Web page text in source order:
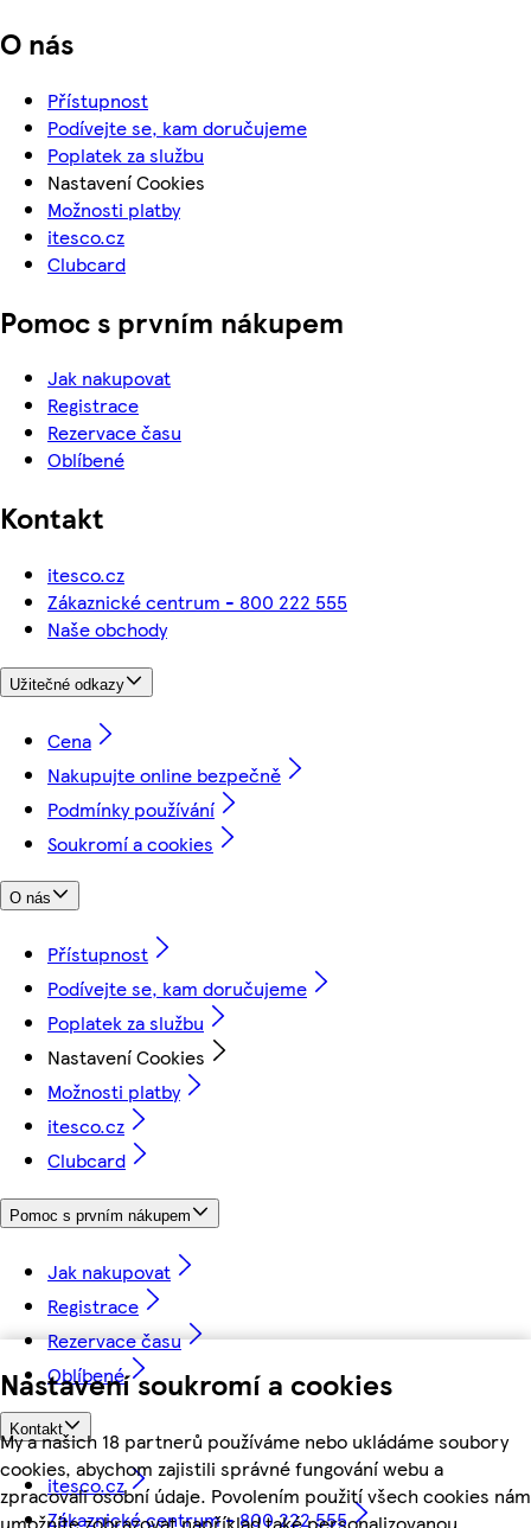
Nastavení soukromí a cookies
My a našich 18 partnerů používáme nebo ukládáme soubory
cookies, abychom zajistili správné fungování webu a
zpracovali osobní údaje. Povolením použití všech cookies nám
umožníte zobrazovat například také personalizovanou
O nás
Přístupnost
Podívejte se, kam doručujeme
Poplatek za službu
Nastavení Cookies
Možnosti platby
itesco.cz
Clubcard
Pomoc s prvním nákupem
Jak nakupovat
Registrace
Rezervace času
Oblíbené
Kontakt
itesco.cz
Zákaznické centrum - 800 222 555
Naše obchody
Užitečné odkazy
Cena
Nakupujte online bezpečně
Podmínky používání
Soukromí a cookies
O nás
Přístupnost
Podívejte se, kam doručujeme
Poplatek za službu
Nastavení Cookies
Možnosti platby
itesco.cz
Clubcard
Pomoc s prvním nákupem
Jak nakupovat
Registrace
Rezervace času
Oblíbené
Kontakt
itesco.cz
Zákaznické centrum - 800 222 555